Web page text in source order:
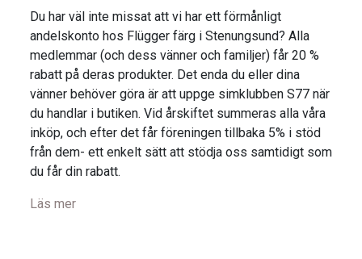
Du har väl inte missat att vi har ett förmånligt
andelskonto hos Flügger färg i Stenungsund? Alla
medlemmar (och dess vänner och familjer) får 20 %
rabatt på deras produkter. Det enda du eller dina
vänner behöver göra är att uppge simklubben S77 när
du handlar i butiken. Vid årskiftet summeras alla våra
inköp, och efter det får föreningen tillbaka 5% i stöd
från dem- ett enkelt sätt att stödja oss samtidigt som
du får din rabatt.
Läs mer